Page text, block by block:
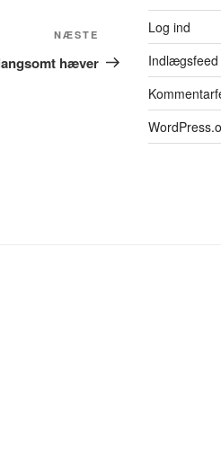
indlæg
NÆSTE
hæver
Log ind
Indlægsfeed